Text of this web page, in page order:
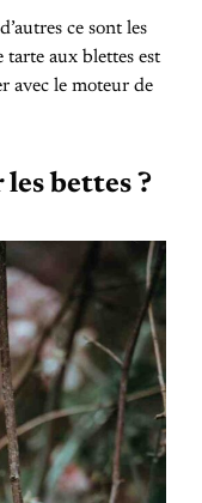
ce sont les
tarte aux blettes est
avec le moteur de
bettes ?